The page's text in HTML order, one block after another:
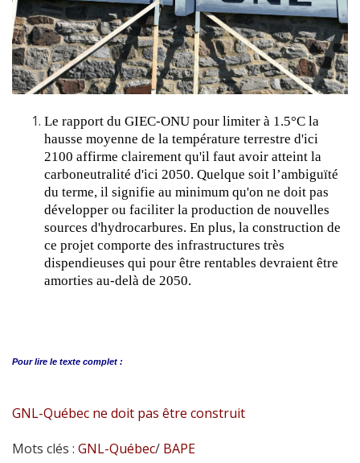
Le rapport du GIEC-ONU pour limiter à 1.5°C la
hausse moyenne de la température terrestre d'ici
2100 affirme clairement qu'il faut avoir atteint la
carboneutralité d'ici 2050. Quelque soit l’ambiguïté
du terme, il signifie au minimum qu'on ne doit pas
développer ou faciliter la production de nouvelles
sources d'hydrocarbures. En plus, la construction de
ce projet comporte des infrastructures très
dispendieuses qui pour être rentables devraient être
amorties au-delà de 2050.
Pour lire le texte complet :
GNL-Québec ne doit pas être construit
Mots clés : GNL-Québec/ BAPE